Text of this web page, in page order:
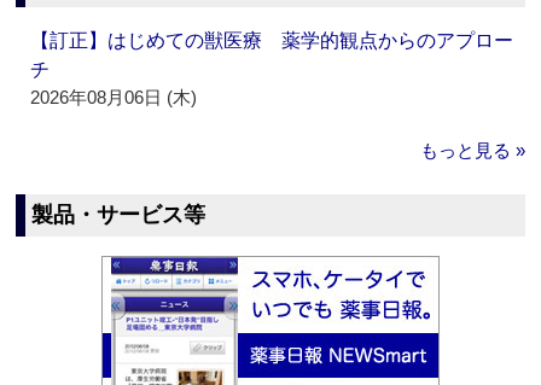
【訂正】はじめての獣医療 薬学的観点からのアプロー
チ
2026年08月06日 (木)
もっと見る »
製品・サービス等